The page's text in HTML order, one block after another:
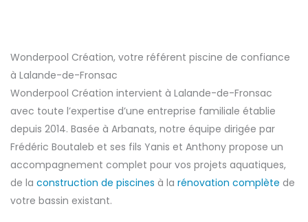
Wonderpool Création, votre référent piscine de confiance
à Lalande-de-Fronsac
Wonderpool Création intervient à Lalande-de-Fronsac
avec toute l’expertise d’une entreprise familiale établie
depuis 2014. Basée à Arbanats, notre équipe dirigée par
Frédéric Boutaleb et ses fils Yanis et Anthony propose un
accompagnement complet pour vos projets aquatiques,
de la construction de piscines à la rénovation complète de
votre bassin existant.